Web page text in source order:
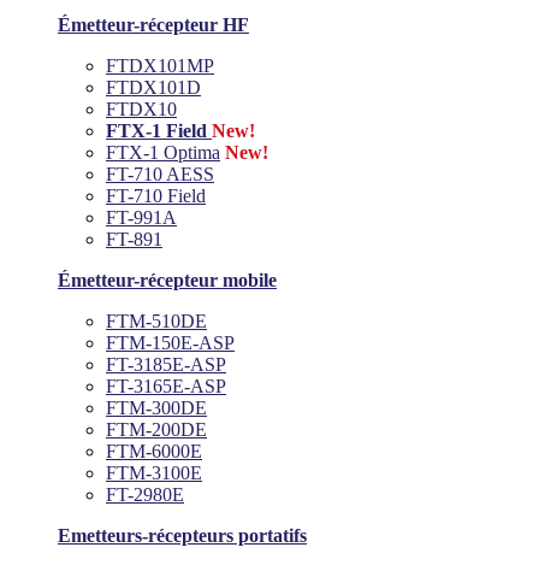
Émetteur-récepteur HF
FTDX101MP
FTDX101D
FTDX10
FTX-1 Field New!
FTX-1 Optima New!
FT-710 AESS
FT-710 Field
FT-991A
FT-891
Émetteur-récepteur mobile
FTM-510DE
FTM-150E-ASP
FT-3185E-ASP
FT-3165E-ASP
FTM-300DE
FTM-200DE
FTM-6000E
FTM-3100E
FT-2980E
Emetteurs-récepteurs portatifs